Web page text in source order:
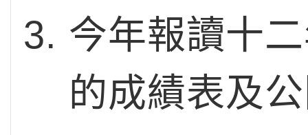
今年報讀十
的成績表及